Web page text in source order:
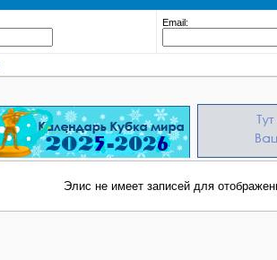
Email:
Элис не имеет записей для